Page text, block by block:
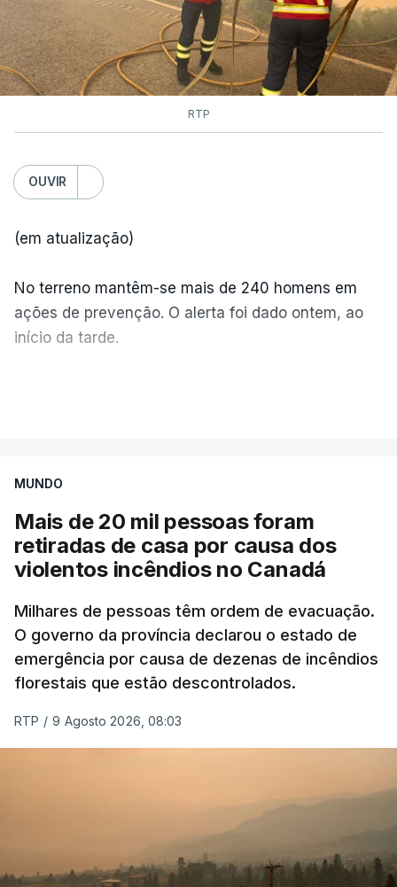
RTP
OUVIR
(em atualização)
No terreno mantêm-se mais de 240 homens em
ações de prevenção. O alerta foi dado ontem, ao
início da tarde.
MUNDO
Mais de 20 mil pessoas foram
retiradas de casa por causa dos
violentos incêndios no Canadá
Milhares de pessoas têm ordem de evacuação.
O governo da província declarou o estado de
emergência por causa de dezenas de incêndios
florestais que estão descontrolados.
RTP / 9 Agosto 2026, 08:03